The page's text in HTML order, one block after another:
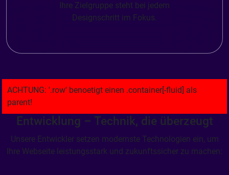
Ihre Zielgruppe steht bei jedem
Designschritt im Fokus.
Entwicklung – Technik, die überzeugt
Unsere Entwickler setzen modernste Technologien ein, um
Ihre Webseite leistungsstark und zukunftssicher zu machen: